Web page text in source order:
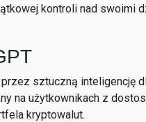
kontroli nad swoimi
sztuczną inteligencję
na użytkownikach z
kryptowalut.